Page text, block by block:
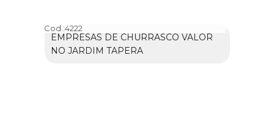
Cod.:4222
EMPRESAS DE CHURRASCO VALOR
NO JARDIM TAPERA